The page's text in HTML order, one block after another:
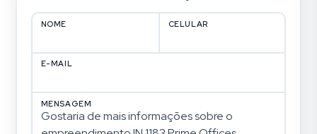
NOME CELULAR
E-MAIL
MENSAGEM